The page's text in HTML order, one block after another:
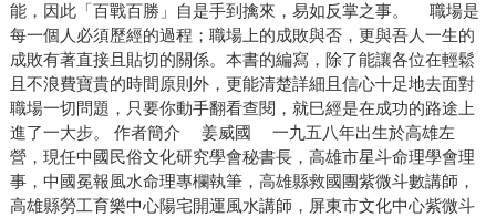
能，因此「百戰百勝」自是手到擒來，易如反掌之事。 職場是
每一個人必須歷經的過程；職場上的成敗與否，更與吾人一生的
成敗有著直接且貼切的關係。本書的編寫，除了能讓各位在輕鬆
且不浪費寶貴的時間原則外，更能清楚詳細且信心十足地去面對
職場一切問題，只要你動手翻看查閱，就巳經是在成功的路途上
進了一大步。 作者簡介 姜威國 一九五八年出生於高雄左
營，現任中國民俗文化研究學會秘書長，高雄市星斗命理學會理
事，中國冕報風水命理專欄執筆，高雄縣救國團紫微斗數講師，
高雄縣勞工育樂中心陽宅開運風水講師，屏東市文化中心紫微斗